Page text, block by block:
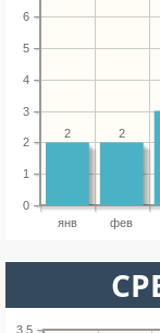
янв фев
0
1
2
3
4
5
6
2
2
3.5